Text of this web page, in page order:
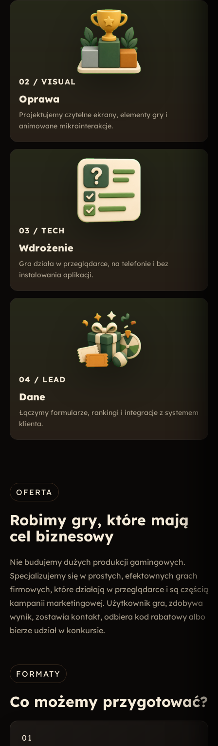
02 / VISUAL
Oprawa
Projektujemy czytelne ekrany, elementy gry i
animowane mikrointerakcje.
03 / TECH
Wdrożenie
Gra działa w przeglądarce, na telefonie i bez
instalowania aplikacji.
04 / LEAD
Dane
Łączymy formularze, rankingi i integracje z systemem
klienta.
OFERTA
Robimy gry, które mają
cel biznesowy
Nie budujemy dużych produkcji gamingowych.
Specjalizujemy się w prostych, efektownych grach
firmowych, które działają w przeglądarce i są częścią
kampanii marketingowej. Użytkownik gra, zdobywa
wynik, zostawia kontakt, odbiera kod rabatowy albo
bierze udział w konkursie.
FORMATY
Co możemy przygotować?
01